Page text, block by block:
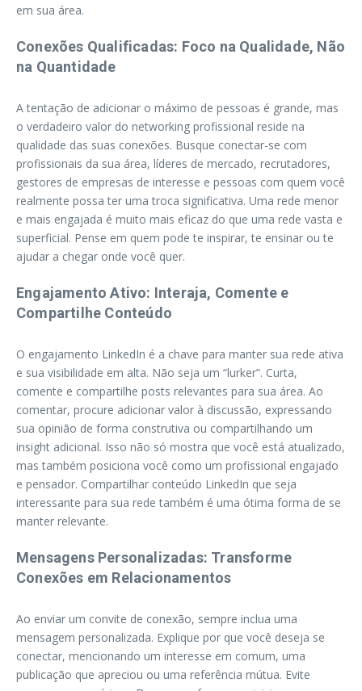
em sua área.
Conexões Qualificadas: Foco na Qualidade, Não
na Quantidade
A tentação de adicionar o máximo de pessoas é grande, mas
o verdadeiro valor do networking profissional reside na
qualidade das suas conexões. Busque conectar-se com
profissionais da sua área, líderes de mercado, recrutadores,
gestores de empresas de interesse e pessoas com quem você
realmente possa ter uma troca significativa. Uma rede menor
e mais engajada é muito mais eficaz do que uma rede vasta e
superficial. Pense em quem pode te inspirar, te ensinar ou te
ajudar a chegar onde você quer.
Engajamento Ativo: Interaja, Comente e
Compartilhe Conteúdo
O engajamento LinkedIn é a chave para manter sua rede ativa
e sua visibilidade em alta. Não seja um “lurker”. Curta,
comente e compartilhe posts relevantes para sua área. Ao
comentar, procure adicionar valor à discussão, expressando
sua opinião de forma construtiva ou compartilhando um
insight adicional. Isso não só mostra que você está atualizado,
mas também posiciona você como um profissional engajado
e pensador. Compartilhar conteúdo LinkedIn que seja
interessante para sua rede também é uma ótima forma de se
manter relevante.
Mensagens Personalizadas: Transforme
Conexões em Relacionamentos
Ao enviar um convite de conexão, sempre inclua uma
mensagem personalizada. Explique por que você deseja se
conectar, mencionando um interesse em comum, uma
publicação que apreciou ou uma referência mútua. Evite